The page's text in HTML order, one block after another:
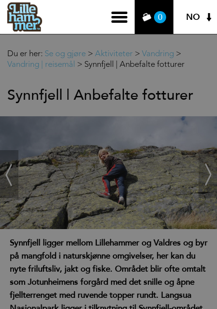
0 NO
Du er her: Se og gjøre > Aktiviteter > Vandring >
Vandring | reisemål > Synnfjell | Anbefalte fotturer
Synnfjell | Anbefalte fotturer
Synnfjell ligger mellom Lillehammer og Valdres og byr
på mangfold i naturskjønne omgivelser, her kan du
nyte friluftsliv, jakt og fiske. Området blir ofte omtalt
som Jotunheimens forgård med det snille og åpne
fjellterrenget med ruvende topper rundt. Langsua